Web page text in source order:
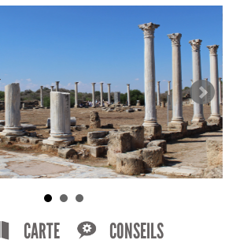
CARTE
CONSEILS